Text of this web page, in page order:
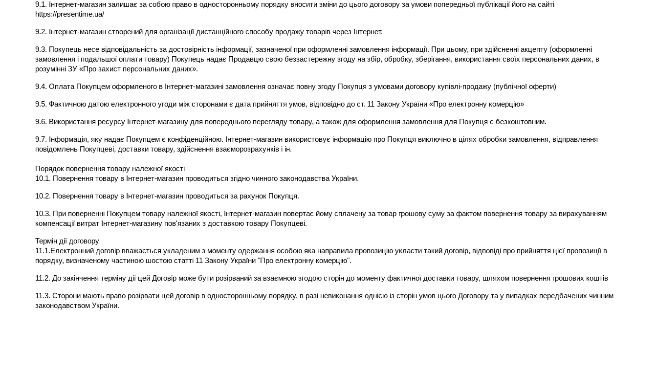
9.1. Інтернет-магазин залишає за собою право в односторонньому порядку вносити зміни до цього договору за умови попередньої публікації його на сайті
https://presentime.ua/
9.2. Інтернет-магазин створений для організації дистанційного способу продажу товарів через Інтернет.
9.3. Покупець несе відповідальність за достовірність інформації, зазначеної при оформленні замовлення інформації. При цьому, при здійсненні акцепту (оформленні
замовлення і подальшої оплати товару) Покупець надає Продавцю свою беззастережну згоду на збір, обробку, зберігання, використання своїх персональних даних, в
розумінні ЗУ «Про захист персональних даних».
9.4. Оплата Покупцем оформленого в Інтернет-магазині замовлення означає повну згоду Покупця з умовами договору купівлі-продажу (публічної оферти)
9.5. Фактичною датою електронного угоди між сторонами є дата прийняття умов, відповідно до ст. 11 Закону України «Про електронну комерцію»
9.6. Використання ресурсу Інтернет-магазину для попереднього перегляду товару, а також для оформлення замовлення для Покупця є безкоштовним.
9.7. Інформація, яку надає Покупцем є конфіденційною. Інтернет-магазин використовує інформацію про Покупця виключно в цілях обробки замовлення, відправлення
повідомлень Покупцеві, доставки товару, здійснення взаєморозрахунків і ін.
Порядок повернення товару належної якості
10.1. Повернення товару в Інтернет-магазин проводиться згідно чинного законодавства України.
10.2. Повернення товару в Інтернет-магазин проводиться за рахунок Покупця.
10.3. При поверненні Покупцем товару належної якості, Інтернет-магазин повертає йому сплачену за товар грошову суму за фактом повернення товару за вирахуванням
компенсації витрат Інтернет-магазину пов'язаних з доставкою товару Покупцеві.
Термін дії договору
11.1.Електронний договір вважається укладеним з моменту одержання особою яка направила пропозицію укласти такий договір, відповіді про прийняття цієї пропозиції в
порядку, визначеному частиною шостою статті 11 Закону України "Про електронну комерцію".
11.2. До закінчення терміну дії цей Договір може бути розірваний за взаємною згодою сторін до моменту фактичної доставки товару, шляхом повернення грошових коштів
11.3. Сторони мають право розірвати цей договір в односторонньому порядку, в разі невиконання однією із сторін умов цього Договору та у випадках передбачених чинним
законодавством України.